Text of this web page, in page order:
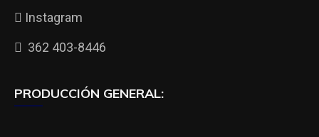
Instagram
362 403-8446
PRODUCCIÓN GENERAL: